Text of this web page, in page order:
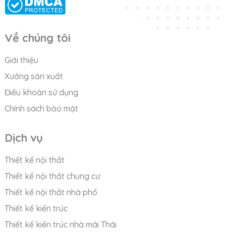
Về chúng tôi
Giới thiệu
Xưởng sản xuất
Điều khoản sử dụng
Chính sách bảo mật
Dịch vụ
Thiết kế nội thất
Thiết kế nội thất chung cư
Thiết kế nội thất nhà phố
Thiết kế kiến trúc
Thiết kế kiến trúc nhà mái Thái